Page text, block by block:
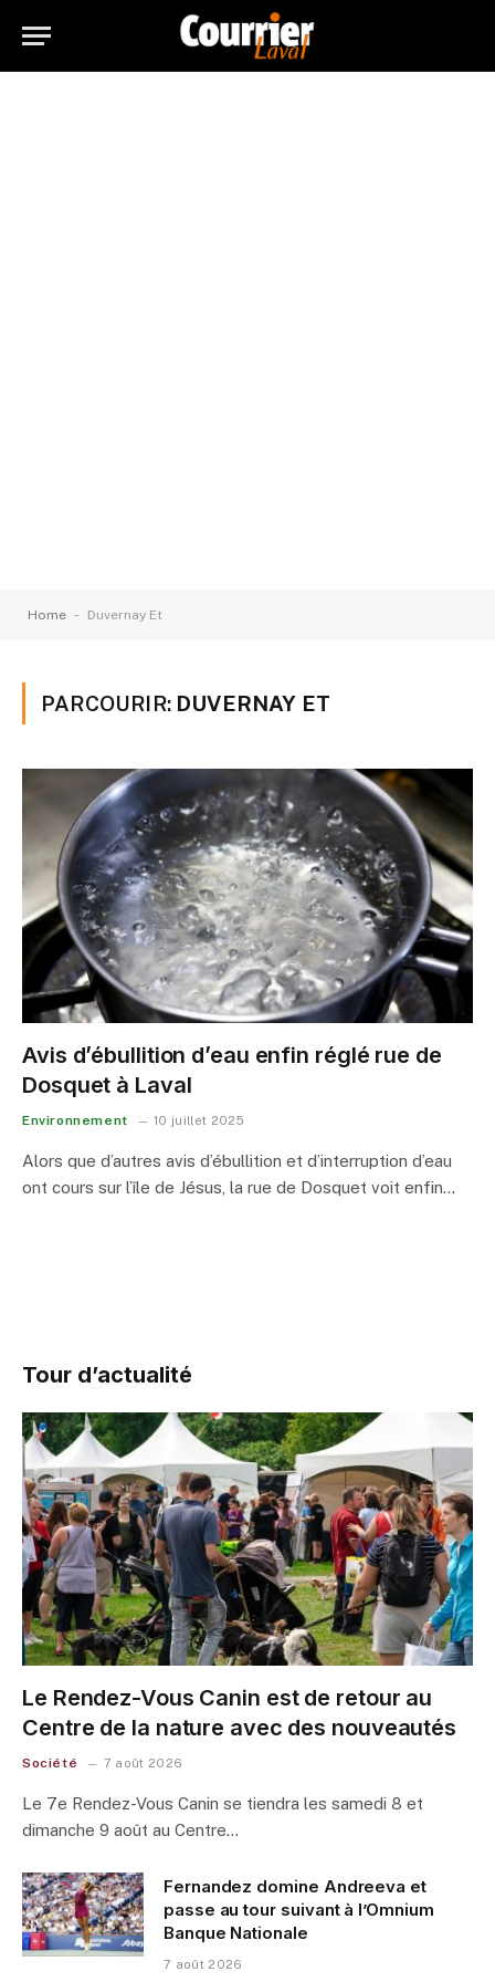
Home - Duvernay Et
PARCOURIR: DUVERNAY ET
Avis d’ébullition d’eau enfin réglé rue de
Dosquet à Laval
Environnement 10 juillet 2025
Alors que d’autres avis d’ébullition et d’interruption d’eau
ont cours sur l’île de Jésus, la rue de Dosquet voit enfin…
Tour d’actualité
Le Rendez-Vous Canin est de retour au
Centre de la nature avec des nouveautés
Société 7 août 2026
Le 7e Rendez-Vous Canin se tiendra les samedi 8 et
dimanche 9 août au Centre…
Fernandez domine Andreeva et
passe au tour suivant à l’Omnium
Banque Nationale
7 août 2026